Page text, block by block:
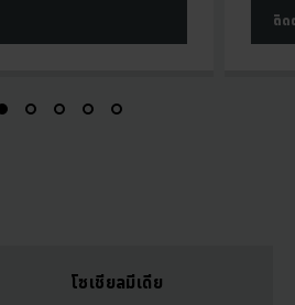
ติด
โซเชียลมีเดีย